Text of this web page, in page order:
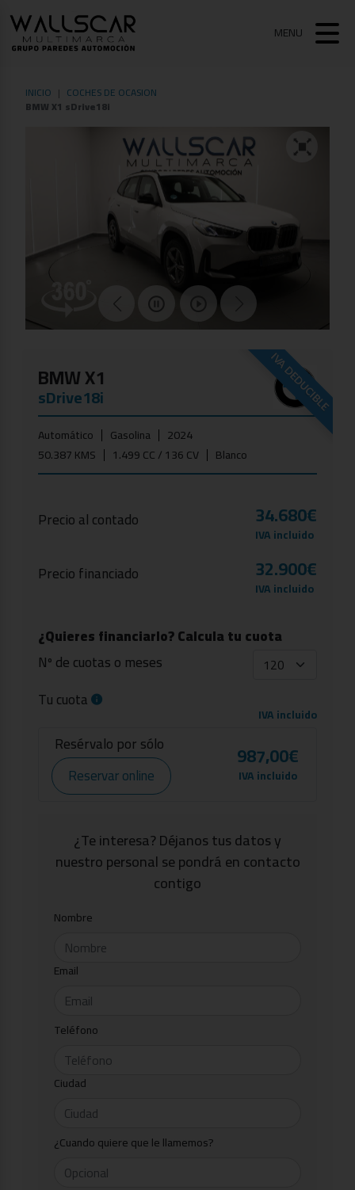
MENU
INICIO COCHES DE OCASION
BMW X1 sDrive18i
IVA DEDUCIBLE
BMW X1
sDrive18i
Automático Gasolina
2024
50.387 KMS
1.499 CC / 136 CV Blanco
Precio al contado 34.680€
IVA incluido
Precio financiado 32.900€
IVA incluido
¿Quieres financiarlo? Calcula tu cuota
Nº de cuotas o meses
Tu cuota
IVA incluido
Resérvalo por sólo
Reservar online
987,00€
IVA incluido
¿Te interesa? Déjanos tus datos y
nuestro personal se pondrá en contacto
contigo
Nombre
Email
Teléfono
Ciudad
¿Cuando quiere que le llamemos?